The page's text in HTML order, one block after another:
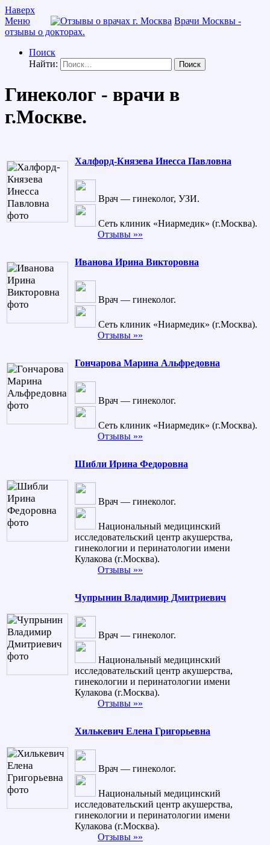
Наверх
Меню
Врачи Москвы -
отзывы о докторах.
Поиск
Найти:
Гинеколог - врачи в
г.Москве.
Халфорд-Князева Инесса Павловна
Врач — гинеколог, УЗИ.
Сеть клиник «Ниармедик» (г.Москва).
Отзывы »»
Иванова Ирина Викторовна
Врач — гинеколог.
Сеть клиник «Ниармедик» (г.Москва).
Отзывы »»
Гончарова Марина Альфредовна
Врач — гинеколог.
Сеть клиник «Ниармедик» (г.Москва).
Отзывы »»
Шибли Ирина Федоровна
Врач — гинеколог.
Национальный медицинский
исследовательский центр акушерства,
гинекологии и перинатологии имени
Кулакова (г.Москва).
Отзывы »»
Чупрынин Владимир Дмитриевич
Врач — гинеколог.
Национальный медицинский
исследовательский центр акушерства,
гинекологии и перинатологии имени
Кулакова (г.Москва).
Отзывы »»
Хилькевич Елена Григорьевна
Врач — гинеколог.
Национальный медицинский
исследовательский центр акушерства,
гинекологии и перинатологии имени
Кулакова (г.Москва).
Отзывы »»